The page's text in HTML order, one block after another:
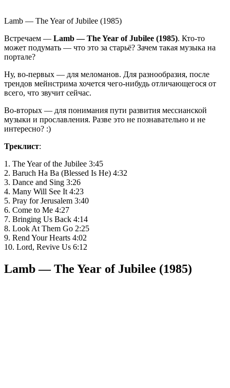
Lamb — The Year of Jubilee (1985)
Встречаем — Lamb — The Year of Jubilee (1985). Кто-то
может подумать — что это за старьё? Зачем такая музыка на
портале?
Ну, во-первых — для меломанов. Для разнообразия, после
трендов мейнстрима хочется чего-нибудь отличающегося от
всего, что звучит сейчас.
Во-вторых — для понимания пути развития мессианской
музыки и прославления. Разве это не познавательно и не
интересно? :)
Треклист:
1. The Year of the Jubilee 3:45
2. Baruch Ha Ba (Blessed Is He) 4:32
3. Dance and Sing 3:26
4. Many Will See It 4:23
5. Pray for Jerusalem 3:40
6. Come to Me 4:27
7. Bringing Us Back 4:14
8. Look At Them Go 2:25
9. Rend Your Hearts 4:02
10. Lord, Revive Us 6:12
Lamb — The Year of Jubilee (1985)